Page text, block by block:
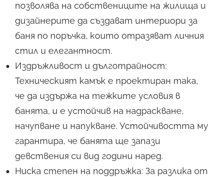
позволява на собствениците на жилища и
дизайнерите да създават интериори за
баня по поръчка, които отразяват личния
стил и елегантност.
Издръжливост и дълготрайност:
Техническият камък е проектиран така,
че да издържа на тежките условия в
банята, и е устойчив на надраскване,
начупване и напукване. Устойчивостта му
гарантира, че банята ще запази
девствения си вид години наред.
Ниска степен на поддръжка: За разлика от